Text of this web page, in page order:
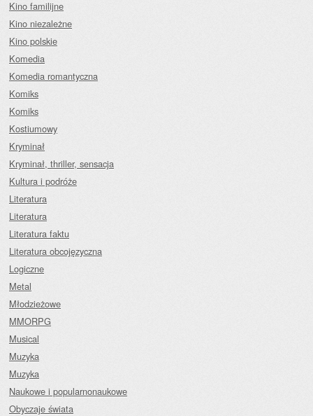
Kino familijne
Kino niezależne
Kino polskie
Komedia
Komedia romantyczna
Komiks
Komiks
Kostiumowy
Kryminał
Kryminał, thriller, sensacja
Kultura i podróże
Literatura
Literatura
Literatura faktu
Literatura obcojęzyczna
Logiczne
Metal
Młodzieżowe
MMORPG
Musical
Muzyka
Muzyka
Naukowe i popularnonaukowe
Obyczaje świata